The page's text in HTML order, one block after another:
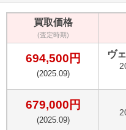
買取価格
(査定時期)
694,500 円
(2025.09)
ヴ
679,000 円
(2025.09)